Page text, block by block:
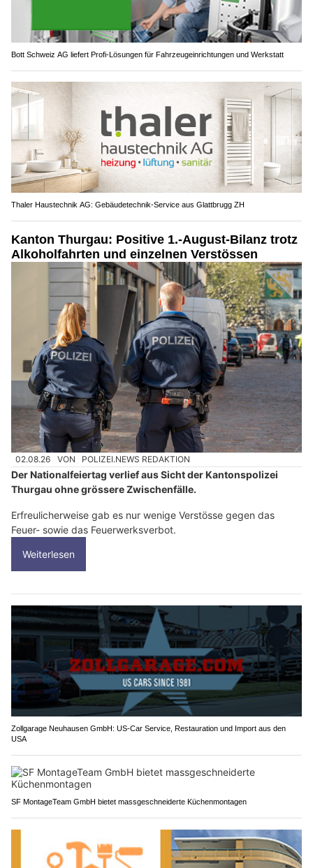
Bott Schweiz AG liefert Profi-Lösungen für Fahrzeugeinrichtungen und Werkstatt
Thaler Haustechnik AG: Gebäudetechnik-Service aus Glattbrugg ZH
Kanton Thurgau: Positive 1.-August-Bilanz trotz
Alkoholfahrten und einzelnen Verstössen
02.08.26 VON POLIZEI.NEWS REDAKTION
Der Nationalfeiertag verlief aus Sicht der Kantonspolizei
Thurgau ohne grössere Zwischenfälle.
Erfreulicherweise gab es nur wenige Verstösse gegen das
Feuer- sowie das Feuerwerksverbot.
Weiterlesen
Zollgarage Neuhausen GmbH: US-Car Service, Restauration und Import aus den
USA
SF MontageTeam GmbH bietet massgeschneiderte Küchenmontagen